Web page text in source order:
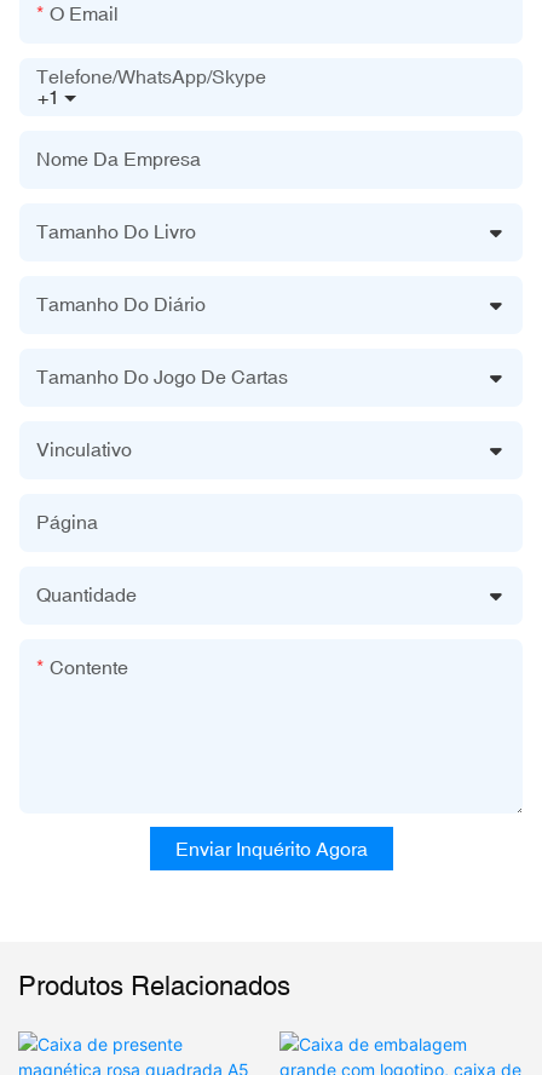
O Email
+1
Telefone/WhatsApp/Skype
Nome Da Empresa
Tamanho Do Livro
Tamanho Do Diário
Tamanho Do Jogo De Cartas
Vinculativo
Página
Quantidade
Contente
Enviar Inquérito Agora
Produtos Relacionados